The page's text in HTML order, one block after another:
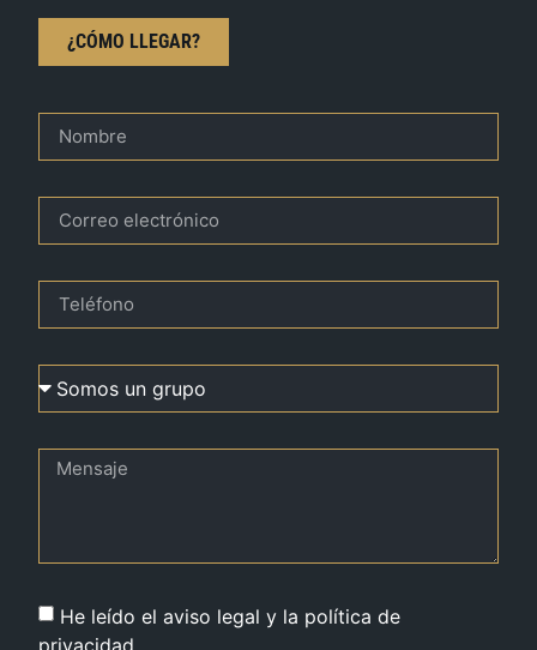
¿CÓMO LLEGAR?
He leído el aviso legal y la política de
privacidad